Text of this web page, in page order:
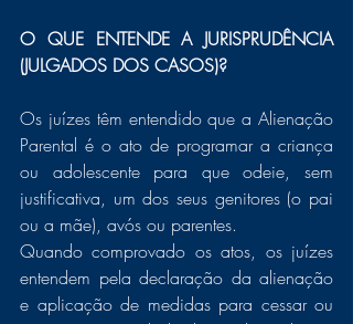
O QUE ENTENDE A JURISPRUDÊNCIA
(JULGADOS DOS CASOS)?
Os juízes têm entendido que a Alienação
Parental é o ato de programar a criança
ou adolescente para que odeie, sem
justificativa, um dos seus genitores (o pai
ou a mãe), avós ou parentes.
Quando comprovado os atos, os juízes
entendem pela declaração da alienação
e aplicação de medidas para cessar ou